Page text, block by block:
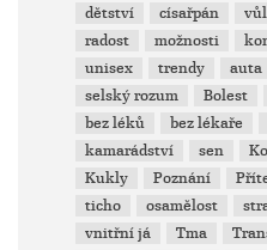
dětství
císařpán vůl
radost
možnosti
unisex
trendy auta
selský rozum
Bolest
bez léků
bez lékaře
kamarádství
sen
Kukly
Poznání
ticho
osamělost
vnitřní já
Tma